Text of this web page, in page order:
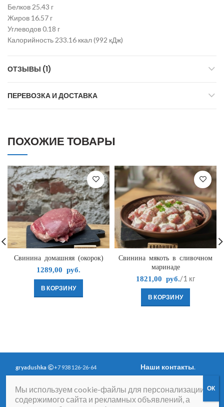
Белков 25.43 г
Жиров 16.57 г
Углеводов 0.18 г
Калорийность 233.16 ккал (992 кДж)
ОТЗЫВЫ (1)
ПЕРЕВОЗКА И ДОСТАВКА
ПОХОЖИЕ ТОВАРЫ
Свинина домашняя (окорок)
1289,00 руб.
В КОРЗИНУ
Свинина мякоть в сливочном
маринаде
1821,00 руб. /1 кг
В КОРЗИНУ
gryadushka +7 938 126-26-64 Наши контакты.
конфиденциальности.
Согласие на получение
Мы используем cookie-файлы для персонализации
содержимого сайта и рекламных объявлений, а